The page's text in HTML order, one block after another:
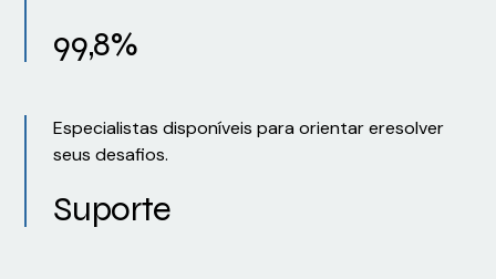
99,8%
Especialistas disponíveis para orientar eresolver
seus desafios.
Suporte